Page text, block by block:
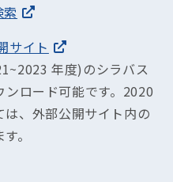
サイト
年度)のシラバス
ロード可能です。2020
、外部公開サイト内の
。